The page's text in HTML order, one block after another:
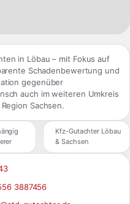
in Löbau – mit Fokus auf
Schadenbewertung und
gegenüber
auch im weiteren Umkreis
Sachsen.
Kfz-Gutachter Löbau
& Sachsen
3887456